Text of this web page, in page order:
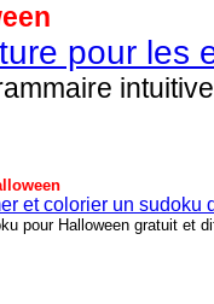
pour les
et colorier un sudoku
pour Halloween gratuit et